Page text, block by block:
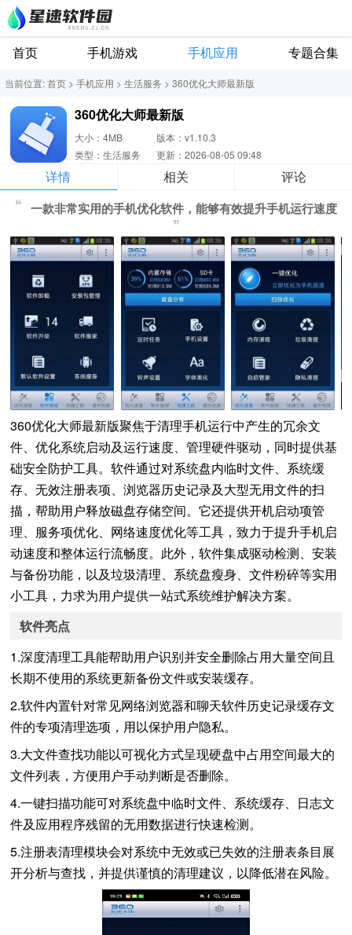
首页 手机游戏 手机应用 专题合集
当前位置:首页 > 手机应用 > 生活服务 > 360优化大师最新版
360优化大师最新版
大小：4MB
版本：v1.10.3
类型：生活服务
更新：2026-08-05 09:48
详情 相关 评论
一款非常实用的手机优化软件，能够有效提升手机运行速度
360优化大师最新版聚焦于清理手机运行中产生的冗余文
件、优化系统启动及运行速度、管理硬件驱动，同时提供基
础安全防护工具。软件通过对系统盘内临时文件、系统缓
存、无效注册表项、浏览器历史记录及大型无用文件的扫
描，帮助用户释放磁盘存储空间。它还提供开机启动项管
理、服务项优化、网络速度优化等工具，致力于提升手机启
动速度和整体运行流畅度。此外，软件集成驱动检测、安装
与备份功能，以及垃圾清理、系统盘瘦身、文件粉碎等实用
小工具，力求为用户提供一站式系统维护解决方案。
软件亮点
1.深度清理工具能帮助用户识别并安全删除占用大量空间且
长期不使用的系统更新备份文件或安装缓存。
2.软件内置针对常见网络浏览器和聊天软件历史记录缓存文
件的专项清理选项，用以保护用户隐私。
3.大文件查找功能以可视化方式呈现硬盘中占用空间最大的
文件列表，方便用户手动判断是否删除。
4.一键扫描功能可对系统盘中临时文件、系统缓存、日志文
件及应用程序残留的无用数据进行快速检测。
5.注册表清理模块会对系统中无效或已失效的注册表条目展
开分析与查找，并提供谨慎的清理建议，以降低潜在风险。